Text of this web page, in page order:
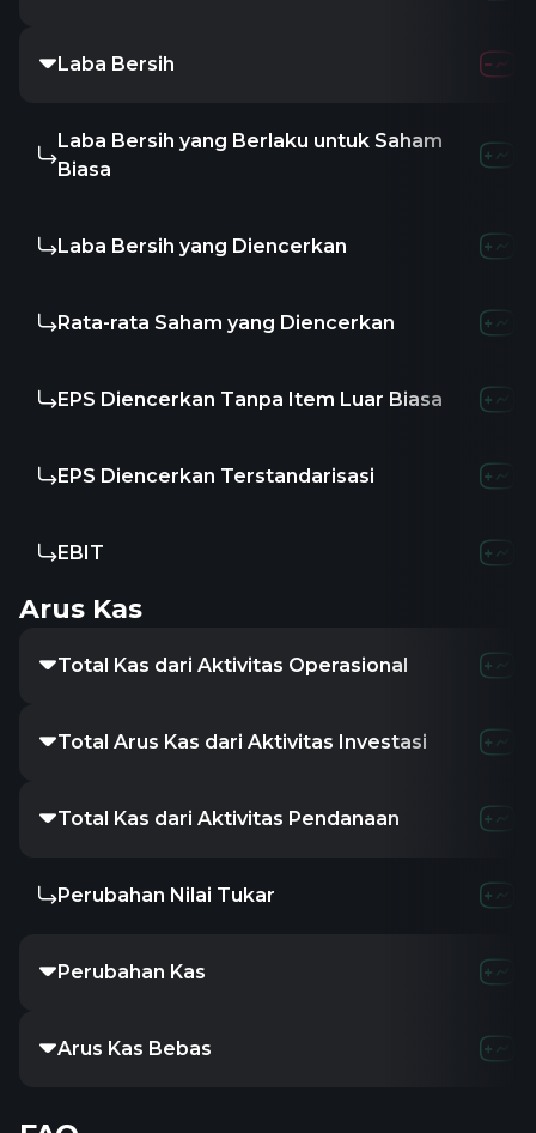
Laba Bersih
Laba Bersih yang Berlaku untuk Saham
Biasa
Laba Bersih yang Diencerkan
Rata-rata Saham yang Diencerkan
EPS Diencerkan Tanpa Item Luar Biasa
EPS Diencerkan Terstandarisasi
EBIT
Arus Kas
Total Kas dari Aktivitas Operasional
Total Arus Kas dari Aktivitas Investasi
Total Kas dari Aktivitas Pendanaan
Perubahan Nilai Tukar
Perubahan Kas
Arus Kas Bebas